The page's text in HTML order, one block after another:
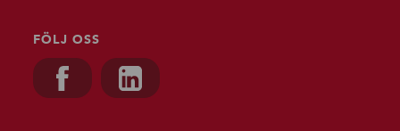
FÖLJ OSS
Besök oss på, Facebook
Besök oss på, Linkedin